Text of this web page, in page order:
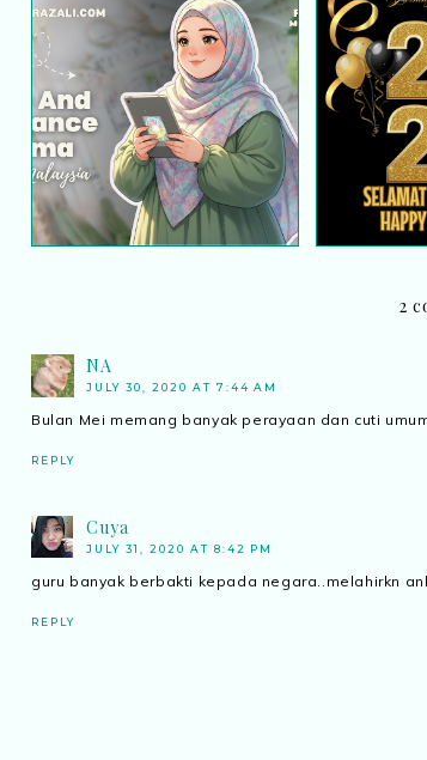
Home Fragrance Aroma |
Unboxing Malaysia
Tahun
2
NA
JULY 30, 2020 AT 7:44 AM
Bulan Mei memang banyak perayaan dan cuti
REPLY
Cuya
JULY 31, 2020 AT 8:42 PM
guru banyak berbakti kepada negara..melahirkn
REPLY